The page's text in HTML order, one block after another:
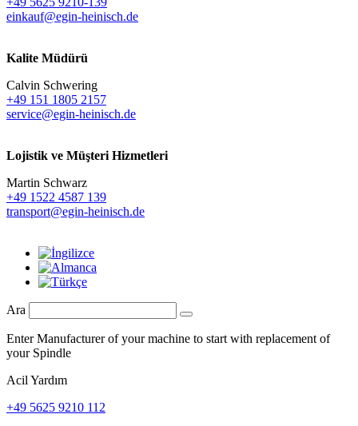
einkauf@egin-heinisch.de
Kalite Müdürü
Calvin Schwering
+49 151 1805 2157
service@egin-heinisch.de
Lojistik ve Müşteri Hizmetleri
Martin Schwarz
+49 1522 4587 139
transport@egin-heinisch.de
Ara
Enter Manufacturer of your machine to start with replacement of
your Spindle
Acil Yardım
+49 5625 9210 112